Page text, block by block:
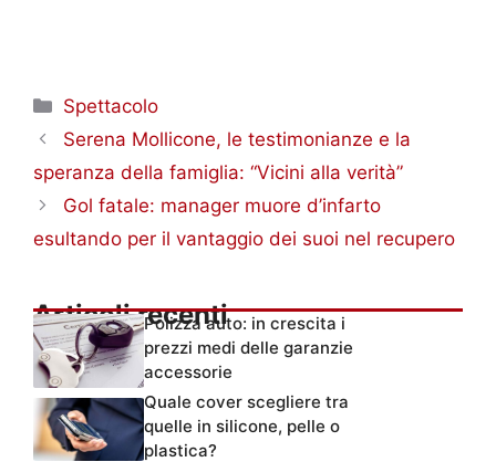
Categorie
Spettacolo
Serena Mollicone, le testimonianze e la
speranza della famiglia: “Vicini alla verità”
Gol fatale: manager muore d’infarto
esultando per il vantaggio dei suoi nel recupero
Articoli recentiPolizza auto: in crescita i
prezzi medi delle garanzie
accessorie
Quale cover scegliere tra
quelle in silicone, pelle o
plastica?